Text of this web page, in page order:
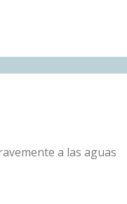
de
políticos y
a las aguas